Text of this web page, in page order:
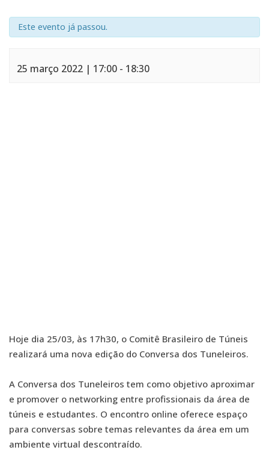
Este evento já passou.
25 março 2022 | 17:00 - 18:30
Hoje dia 25/03, às 17h30, o Comitê Brasileiro de Túneis
realizará uma nova edição do Conversa dos Tuneleiros.
A Conversa dos Tuneleiros tem como objetivo aproximar
e promover o networking entre profissionais da área de
túneis e estudantes. O encontro online oferece espaço
para conversas sobre temas relevantes da área em um
ambiente virtual descontraído.